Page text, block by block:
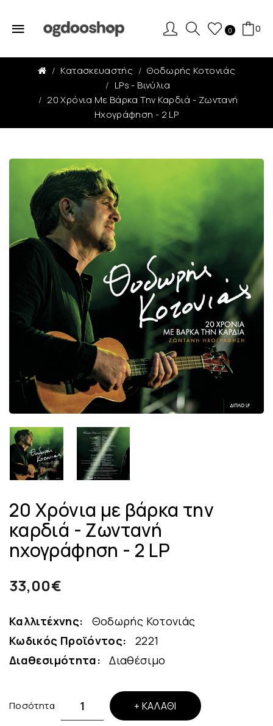
0 0
Κατασκευαστής
Θοδωρής Κοτονιάς
LPs - Βινύλια
20 Χρόνια Με Βάρκα Την Καρδιά - Ζωντανή
Ηχογράφηση - 2 LP
20 Χρόνια με βάρκα την
καρδιά - Ζωντανή
ηχογράφηση - 2 LP
33,00€
Καλλιτέχνης:
Θοδωρής Κοτονιάς
Κωδικός Προϊόντος:
2221
Διαθεσιμότητα:
Διαθέσιμο
Ποσότητα ΚΑΛΆΘΙ